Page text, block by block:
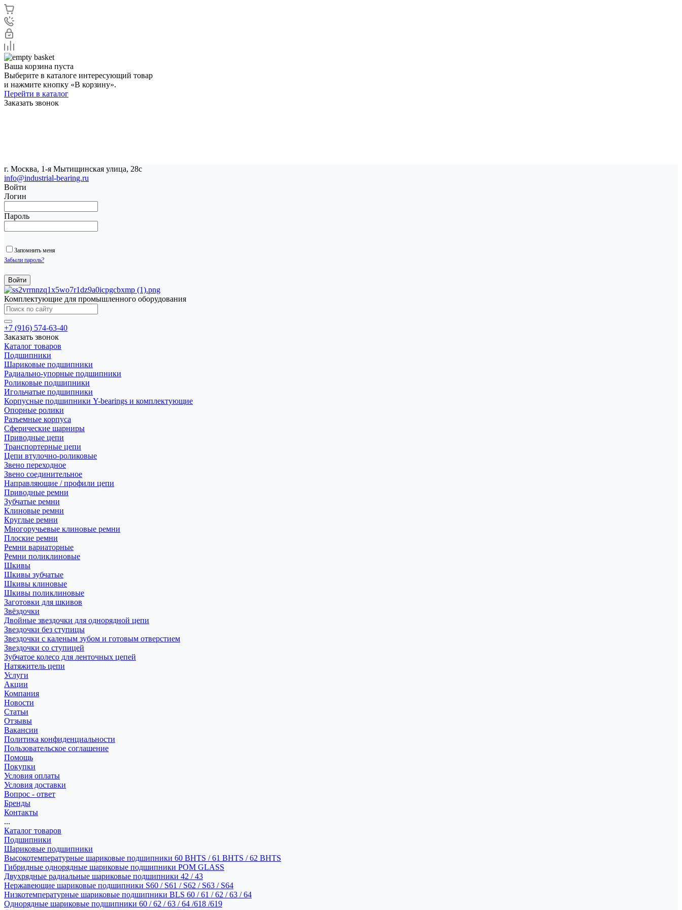
Ваша корзина пуста
Выберите в каталоге интересующий товар
и нажмите кнопку «В корзину».
Перейти в каталог
Заказать звонок
г. Москва, 1-я Мытищинская улица, 28с
info@industrial-bearing.ru
Войти
Логин
Пароль
Запомнить меня
Забыли пароль?
Комплектующие для промышленного оборудования
+7 (916) 574-63-40
Заказать звонок
Каталог товаров
Подшипники
Шариковые подшипники
Радиально-упорные подшипники
Роликовые подшипники
Игольчатые подшипники
Корпусные подшипники Y-bearings и комплектующие
Опорные ролики
Разъемные корпуса
Сферические шарниры
Приводные цепи
Транспортерные цепи
Цепи втулочно-роликовые
Звено переходное
Звено соединительное
Направляющие / профили цепи
Приводные ремни
Зубчатые ремни
Клиновые ремни
Круглые ремни
Многоручьевые клиновые ремни
Плоские ремни
Ремни вариаторные
Ремни поликлиновые
Шкивы
Шкивы зубчатые
Шкивы клиновые
Шкивы поликлиновые
Заготовки для шкивов
Звёздочки
Двойные звездочки для однорядной цепи
Звездочки без ступицы
Звездочки с каленым зубом и готовым отверстием
Звездочки со ступицей
Зубчатое колесо для ленточных цепей
Натяжитель цепи
Услуги
Акции
Компания
Новости
Статьи
Отзывы
Вакансии
Политика конфиденциальности
Пользовательское соглашение
Помощь
Покупки
Условия оплаты
Условия доставки
Вопрос - ответ
Бренды
Контакты
...
Каталог товаров
Подшипники
Шариковые подшипники
Высокотемпературные шариковые подшипники 60 BHTS / 61 BHTS / 62 BHTS
Гибридные однорядные шариковые подшипники POM GLASS
Двухрядные радиальные шариковые подшипники 42 / 43
Нержавеющие шариковые подшипники S60 / S61 / S62 / S63 / S64
Низкотемпературные шариковые подшипники BLS 60 / 61 / 62 / 63 / 64
Однорядные шариковые подшипники 60 / 62 / 63 / 64 /618 /619